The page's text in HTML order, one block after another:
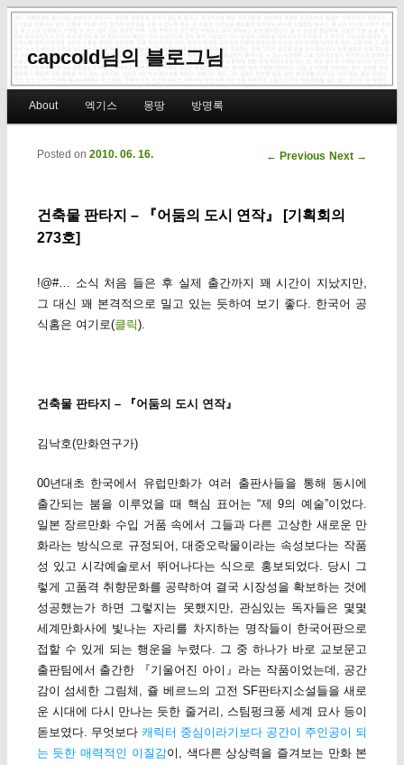
capcold님의 블로그님
Skip to primary content
Skip to secondary content
About 엑기스 몽땅 방명록
Post navigation
← Previous Next →
건축물 판타지 – 『어둠의 도시 연작』 [기획회의
273호]
Posted on 2010. 06. 16.
!@#… 소식 처음 들은 후 실제 출간까지 꽤 시간이 지났지만,
그 대신 꽤 본격적으로 밀고 있는 듯하여 보기 좋다. 한국어 공
식홈은 여기로(클릭).
건축물 판타지 – 『어둠의 도시 연작』
김낙호(만화연구가)
00년대초 한국에서 유럽만화가 여러 출판사들을 통해 동시에
출간되는 붐을 이루었을 때 핵심 표어는 “제 9의 예술”이었다.
일본 장르만화 수입 거품 속에서 그들과 다른 고상한 새로운 만
화라는 방식으로 규정되어, 대중오락물이라는 속성보다는 작품
성 있고 시각예술로서 뛰어나다는 식으로 홍보되었다. 당시 그
렇게 고품격 취향문화를 공략하여 결국 시장성을 확보하는 것에
성공했는가 하면 그렇지는 못했지만, 관심있는 독자들은 몇몇
세계만화사에 빛나는 자리를 차지하는 명작들이 한국어판으로
접할 수 있게 되는 행운을 누렸다. 그 중 하나가 바로 교보문고
출판팀에서 출간한 『기울어진 아이』라는 작품이었는데, 공간
감이 섬세한 그림체, 쥴 베르느의 고전 SF판타지소설들을 새로
운 시대에 다시 만나는 듯한 줄거리, 스팀펑크풍 세계 묘사 등이
돋보였다. 무엇보다 캐릭터 중심이라기보다 공간이 주인공이 되
는 듯한 매력적인 이질감이, 색다른 상상력을 즐겨보는 만화 본